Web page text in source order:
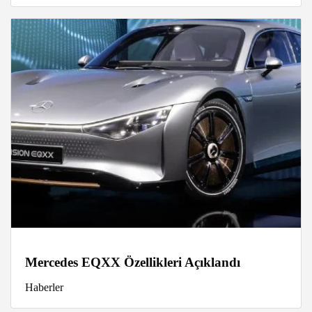
Mercedes EQXX Özellikleri Açıklandı
Haberler